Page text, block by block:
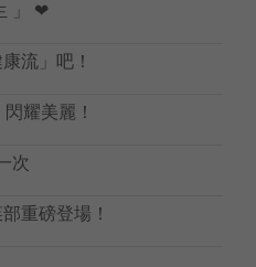
」 ❤
流」吧！
耀美麗！
次
重磅登場！